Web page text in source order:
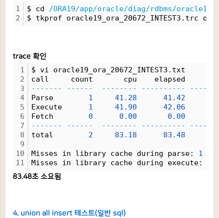
1
2
$ cd /ORA19/app/oracle/diag/rdbms/
$ tkprof oracle19_ora_20672_INTEST3.trc
trace 확인
1
2
3
4
5
6
7
8
9
10
11
$ vi oracle19_ora_20672_INTEST3.txt
call     count       cpu    elapsed
-------
------ -------- ----------
Parse 1 41.28
41.42
Execute 1 41.90
42.06
Fetch 0 0.00
0.00
-------
------ -------- ----------
total 2 83.18 83.48
Misses in library cache during parse: 1
Misses in library cache during execute:
83.48초 소요됨
4. union all insert 테스트(일반 sql)